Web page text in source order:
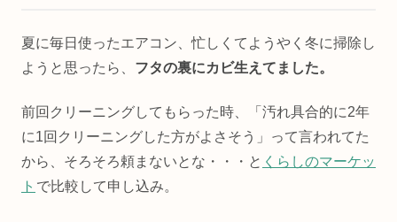
夏に毎日使ったエアコン、忙しくてようやく冬に掃除し
ようと思ったら、 フタの裏にカビ生えてました。
前回クリーニングしてもらった時、「汚れ具合的に2年
に1回クリーニングした方がよさそう」って言われてた
から、そろそろ頼まないとな・・・と くらしのマーケッ
ト で比較して申し込み。